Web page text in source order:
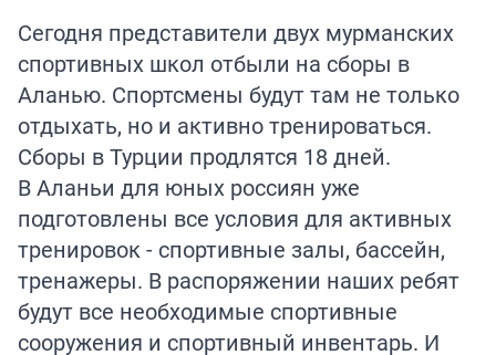
Сегодня представители двух мурманских
спортивных школ отбыли на сборы в
Аланью. Спортсмены будут там не только
отдыхать, но и активно тренироваться.
Сборы в Турции продлятся 18 дней.
В Аланьи для юных россиян уже
подготовлены все условия для активных
тренировок - спортивные залы, бассейн,
тренажеры. В распоряжении наших ребят
будут все необходимые спортивные
сооружения и спортивный инвентарь. И